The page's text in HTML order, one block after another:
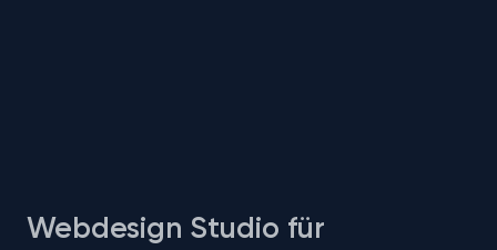
Webdesign Studio für